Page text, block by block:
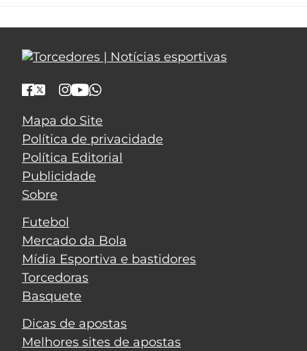
Mapa do Site
Política de privacidade
Política Editorial
Publicidade
Sobre
Futebol
Mercado da Bola
Mídia Esportiva e bastidores
Torcedoras
Basquete
Dicas de apostas
Melhores sites de apostas